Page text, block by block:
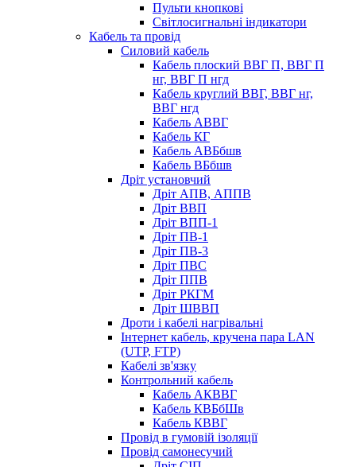
Пульти кнопкові
Світлосигнальні індикатори
Кабель та провід
Силовий кабель
Кабель плоский ВВГ П, ВВГ П
нг, ВВГ П нгд
Кабель круглий ВВГ, ВВГ нг,
ВВГ нгд
Кабель АВВГ
Кабель КГ
Кабель АВБбшв
Кабель ВБбшв
Дріт установчий
Дріт АПВ, АППВ
Дріт ВВП
Дріт ВПП-1
Дріт ПВ-1
Дріт ПВ-3
Дріт ПВС
Дріт ППВ
Дріт РКГМ
Дріт ШВВП
Дроти і кабелі нагрівальні
Інтернет кабель, кручена пара LAN
(UTP, FTP)
Кабелі зв'язку
Контрольний кабель
Кабель АКВВГ
Кабель КВБбШв
Кабель КВВГ
Провід в гумовій ізоляції
Провід самонесучий